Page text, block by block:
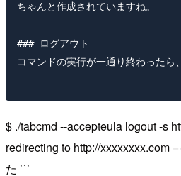
ちゃんと作成されていますね。
### ログアウト
コマンドの実行が一通り終わった
$ ./tabcmd --accepteula logout -s
redirecting to http://xxxxxxxx.com
た ```